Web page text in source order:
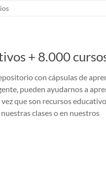
+ 8.000
con cápsulas de
pueden ayudarnos a
que son recursos
clases o en nuestros